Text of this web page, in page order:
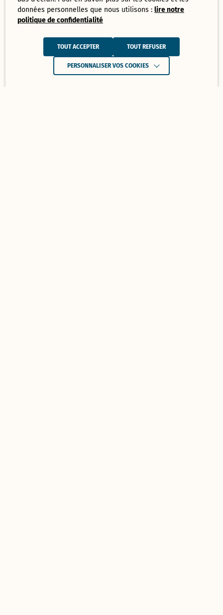
données personnelles que nous utilisons :lire notre
politique de confidentialité
TOUT ACCEPTER TOUT REFUSER
PERSONNALISER VOS COOKIES